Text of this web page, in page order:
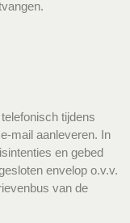
tijdens
mail aanleveren. In
en gebed
envelop o.v.v.
van de